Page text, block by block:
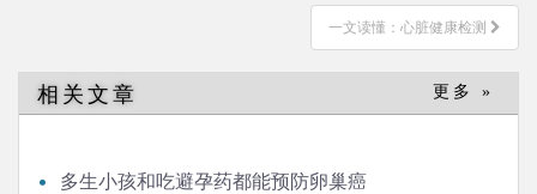
一文读懂：心脏健康检测
相关文章 更多 »
多生小孩和吃避孕药都能预防卵巢癌